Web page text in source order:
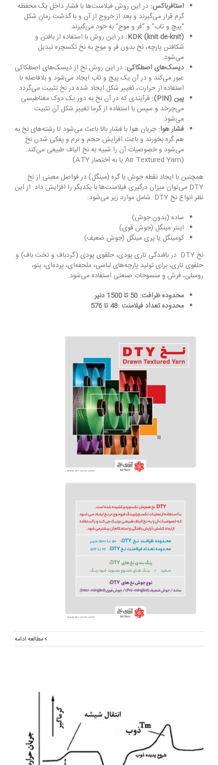
استافرباکس: در این روش فیلامنت‌ها با فشار داخل یک محفظه
گرم قرار می‌گیرند و بعد از خروج از آن و با گذشت زمان شکل
“پیچ و تاب” و “فر و موج” به خود می‌گیرند.
KDK(knit de-knit):
در این روش با استفاده از بافتن و
شکافتن پارچه، نخ بدون فر و موج به نخ تکسچره تبدیل
می‌شود.
دیسک‌های اصطکاکی: در این روش نخ از دیسک‌های اصطکاکی
عبور می‌کند و در آن یک پیچ و تاب ایجاد می‌شود و بلافاصله با
استفاده از حرارت، تغییر شکل ایجاد شده در نخ تثبیت می‌گردد.
پین (PIN
): فرآیندی که در آن نخ به دور یک دوک مغناطیسی
می‌چرخد و سپس با استفاده از گرما تغییر شکل آن تثبیت
می‌شود.
فشار هوا:جریان هوا با فشار بالا باعث می‌شود تا رشته‌های نخ به
هم گره بخورند و باعث افزایش حجم و نرم و پفکی شدن نخ
می‌شود و خصوصیات آن را شبیه به نخ الیاف طبیعی می‌کند.
(Air Textured Yarn یا به اختصار ATY)
همچنین با ایجاد نقطه جوش یا گره (مینگل) در فواصل معینی از نخ
DTY می‌توان میزان درگیری فیلامنت‌ها با یکدیگر را افزایش داد. از این
نظر انواع نخ DTY شامل موارد زیر می‌شود:
ساده (بدون جوش)
اینتر مینگل (جوش قوی)
کومینگل یا پری مینگل (جوش ضعیف)
نخ DTY در بافندگی تاری پودی، حلقوی پودی (گردباف و تخت باف) و
حلقوی تاری، برای تولید پارچه‌های لباسی، ملحفه‌ای، پرده‌ای، پتو،
رومبلی، فرش و منسوجات صنعتی استفاده می‌شود.
محدوده ظرافت: 50 تا 1500 دنیر
محدوده تعداد فیلامنت :48 تا 576
مطالعه ادامه